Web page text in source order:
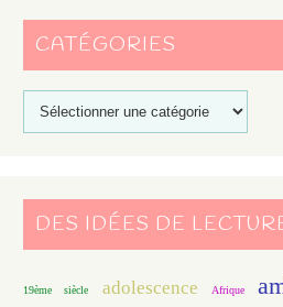
CATÉGORIES
DES IDÉES DE
19ème siècle adolescence Afrique